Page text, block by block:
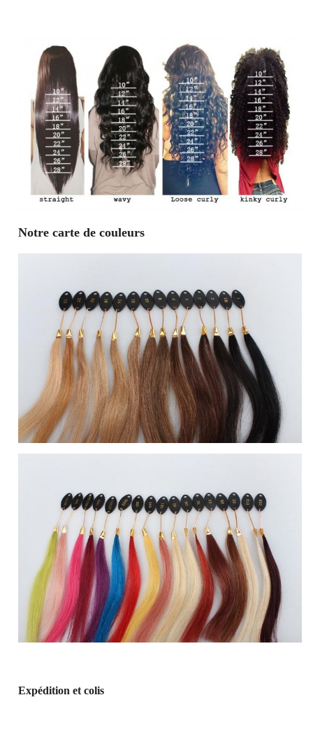
Notre carte de couleurs
Expédition et colis